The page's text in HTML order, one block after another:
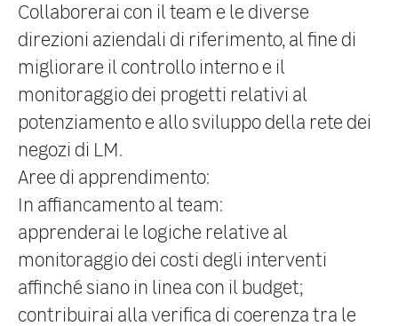
Collaborerai con il team e le diverse
direzioni aziendali di riferimento, al fine di
migliorare il controllo interno e il
monitoraggio dei progetti relativi al
potenziamento e allo sviluppo della rete dei
negozi di LM.
Aree di apprendimento:
In affiancamento al team:
apprenderai le logiche relative al
monitoraggio dei costi degli interventi
affinché siano in linea con il budget;
contribuirai alla verifica di coerenza tra le